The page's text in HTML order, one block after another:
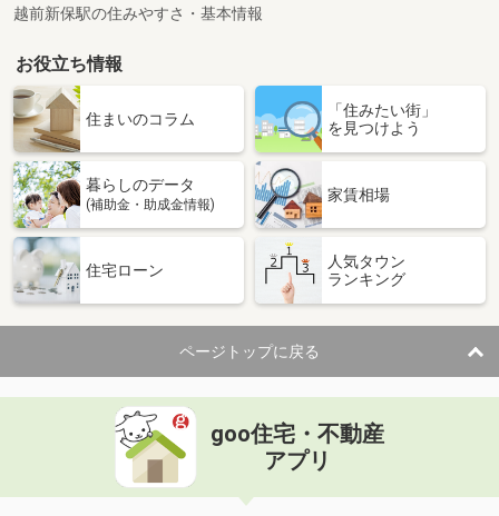
越前新保駅の住みやすさ・基本情報
お役立ち情報
住まいのコラム
「住みたい街」
を見つけよう
暮らしのデータ
(補助金・助成金情報)
家賃相場
住宅ローン
人気タウン
ランキング
ページトップに戻る
goo住宅・不動産
アプリ